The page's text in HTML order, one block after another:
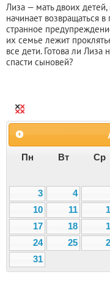
Лиза — мать двоих
начинает возвращаться
странное
их семье лежит
все дети. Готова ли
спасти сыновей?
Пн Вт Ср
3
4
10
11
17
18
24
25
31